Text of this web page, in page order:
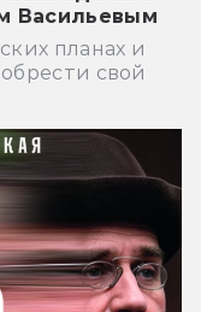
Васильевым
планах и
свой